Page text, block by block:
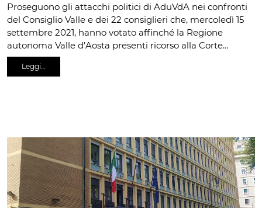
Proseguono gli attacchi politici di AduVdA nei confronti
del Consiglio Valle e dei 22 consiglieri che, mercoledì 15
settembre 2021, hanno votato affinché la Regione
autonoma Valle d’Aosta presenti ricorso alla Corte…
Leggi…